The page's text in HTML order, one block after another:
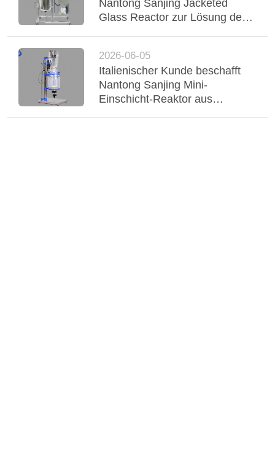
Nantong Sanjing Jacketed
Glass Reactor zur Lösung der
2026-06-05
Italienischer Kunde beschafft
Nantong Sanjing Mini-
Einschicht-Reaktor aus